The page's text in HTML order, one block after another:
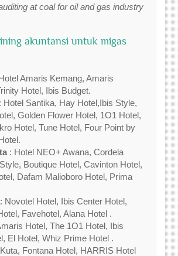
at coal for oil and gas industry
akuntansi untuk migas
Amaris Kemang, Amaris
Hotel, Ibis Budget.
: Hotel Santika, Hay Hotel,Ibis Style,
Golden Flower Hotel, 1O1 Hotel,
Hotel, Tune Hotel, Four Point by
: Hotel NEO+ Awana, Cordela
Boutique Hotel, Cavinton Hotel,
Dafam Malioboro Hotel, Prima
: Novotel Hotel, Ibis Center Hotel,
Favehotel, Alana Hotel .
Hotel, The 1O1 Hotel, Ibis
El Hotel, Whiz Prime Hotel .
Fontana Hotel, HARRIS Hotel